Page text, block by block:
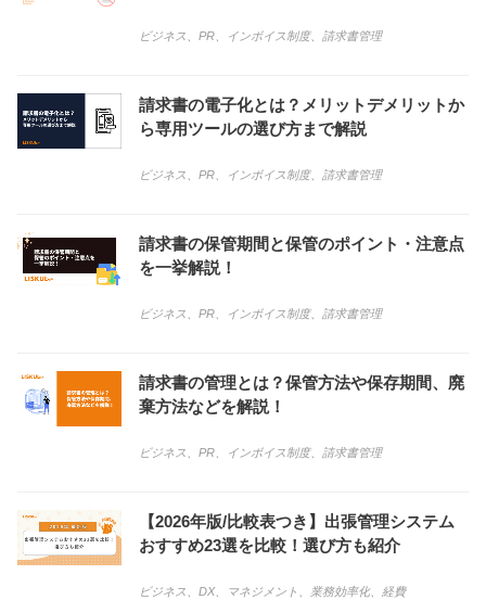
ビジネス PR インボイス制度、 請求書管理
請求書の電子化とは？メリットデメリットか
ら専用ツールの選び方まで解説
ビジネス PR インボイス制度、 請求書管理
請求書の保管期間と保管のポイント・注意点
を一挙解説！
ビジネス PR インボイス制度、 請求書管理
請求書の管理とは？保管方法や保存期間、廃
棄方法などを解説！
ビジネス PR インボイス制度、 請求書管理
【2026年版/比較表つき】出張管理システム
おすすめ23選を比較！選び方も紹介
ビジネス DX、 マネジメント 業務効率化、 経費